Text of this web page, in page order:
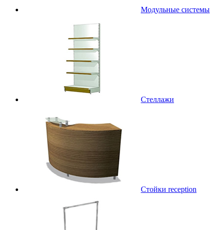
Модульные системы
Стеллажи
Стойки reception